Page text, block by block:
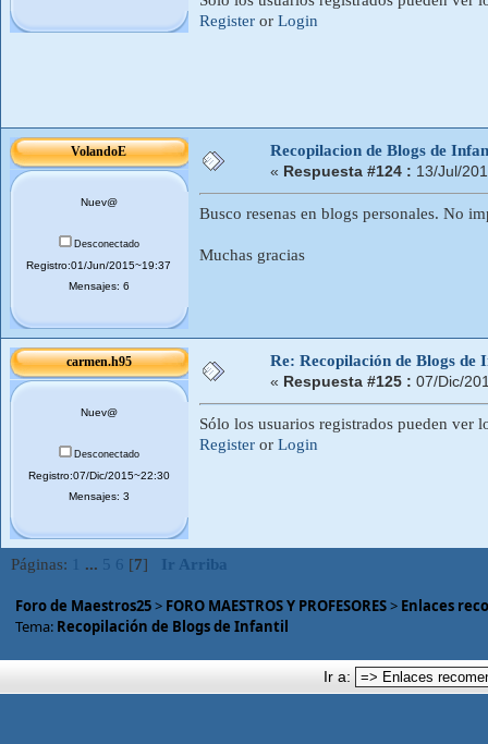
Register or Login
VolandoE
Nuev@
Desconectado
Registro:01/Jun/2015~19:37
Mensajes: 6
Recopilacion de Blogs de
« Respuesta #124 : 13/Jul/
Busco resenas en blogs personales. No
Muchas gracias
carmen.h95
Nuev@
Desconectado
Registro:07/Dic/2015~22:30
Mensajes: 3
Re: Recopilación de Blogs de
« Respuesta #125 : 07/Dic/
Sólo los usuarios registrados pueden ver
Register or Login
Páginas: ... 5 6 [7] Ir Arriba
Foro de Maestros25> FORO MAESTROS Y PROFESORES> Enlaces
Tema: Recopilación de Blogs de Infantil
Ir a: